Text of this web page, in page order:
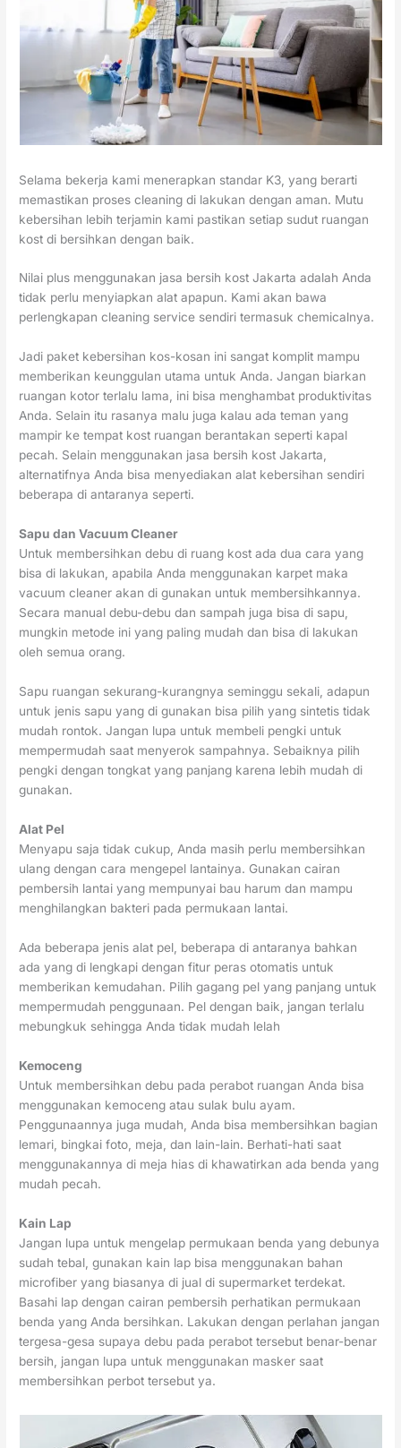
Selama bekerja kami menerapkan standar K3, yang berarti
memastikan proses cleaning di lakukan dengan aman. Mutu
kebersihan lebih terjamin kami pastikan setiap sudut ruangan
kost di bersihkan dengan baik.
Nilai plus menggunakan jasa bersih kost Jakarta adalah Anda
tidak perlu menyiapkan alat apapun. Kami akan bawa
perlengkapan cleaning service sendiri termasuk chemicalnya.
Jadi paket kebersihan kos-kosan ini sangat komplit mampu
memberikan keunggulan utama untuk Anda. Jangan biarkan
ruangan kotor terlalu lama, ini bisa menghambat produktivitas
Anda. Selain itu rasanya malu juga kalau ada teman yang
mampir ke tempat kost ruangan berantakan seperti kapal
pecah. Selain menggunakan jasa bersih kost Jakarta,
alternatifnya Anda bisa menyediakan alat kebersihan sendiri
beberapa di antaranya seperti.
Sapu dan Vacuum Cleaner
Untuk membersihkan debu di ruang kost ada dua cara yang
bisa di lakukan, apabila Anda menggunakan karpet maka
vacuum cleaner akan di gunakan untuk membersihkannya.
Secara manual debu-debu dan sampah juga bisa di sapu,
mungkin metode ini yang paling mudah dan bisa di lakukan
oleh semua orang.
Sapu ruangan sekurang-kurangnya seminggu sekali, adapun
untuk jenis sapu yang di gunakan bisa pilih yang sintetis tidak
mudah rontok. Jangan lupa untuk membeli pengki untuk
mempermudah saat menyerok sampahnya. Sebaiknya pilih
pengki dengan tongkat yang panjang karena lebih mudah di
gunakan.
Alat Pel
Menyapu saja tidak cukup, Anda masih perlu membersihkan
ulang dengan cara mengepel lantainya. Gunakan cairan
pembersih lantai yang mempunyai bau harum dan mampu
menghilangkan bakteri pada permukaan lantai.
Ada beberapa jenis alat pel, beberapa di antaranya bahkan
ada yang di lengkapi dengan fitur peras otomatis untuk
memberikan kemudahan. Pilih gagang pel yang panjang untuk
mempermudah penggunaan. Pel dengan baik, jangan terlalu
mebungkuk sehingga Anda tidak mudah lelah
Kemoceng
Untuk membersihkan debu pada perabot ruangan Anda bisa
menggunakan kemoceng atau sulak bulu ayam.
Penggunaannya juga mudah, Anda bisa membersihkan bagian
lemari, bingkai foto, meja, dan lain-lain. Berhati-hati saat
menggunakannya di meja hias di khawatirkan ada benda yang
mudah pecah.
Kain Lap
Jangan lupa untuk mengelap permukaan benda yang debunya
sudah tebal, gunakan kain lap bisa menggunakan bahan
microfiber yang biasanya di jual di supermarket terdekat.
Basahi lap dengan cairan pembersih perhatikan permukaan
benda yang Anda bersihkan. Lakukan dengan perlahan jangan
tergesa-gesa supaya debu pada perabot tersebut benar-benar
bersih, jangan lupa untuk menggunakan masker saat
membersihkan perbot tersebut ya.